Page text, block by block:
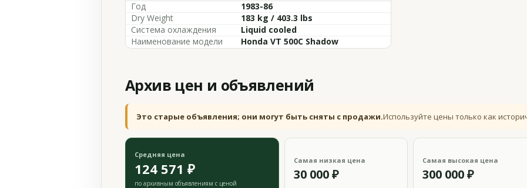
Год
1983-86
Dry Weight
183 kg / 403.3 lbs
Система охлаждения
Liquid cooled
Наименование модели
Honda VT 500C Shadow
Архив цен и объявлений
Это старые объявления; они могут быть сняты с продажи.Используйте цены только как
Средняя цена
124 571 ₽
по архивным объявлениям с ценой
Самая низкая цена
30 000 ₽
Самая высокая цена
300 000 ₽